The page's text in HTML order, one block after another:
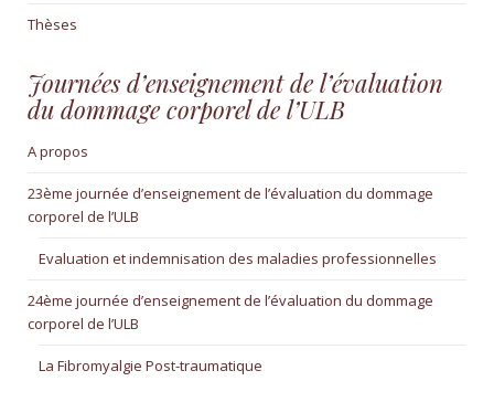
Thèses
Journées d’enseignement de l’évaluation
du dommage corporel de l’ULB
A propos
23ème journée d’enseignement de l’évaluation du dommage
corporel de l’ULB
Evaluation et indemnisation des maladies professionnelles
24ème journée d’enseignement de l’évaluation du dommage
corporel de l’ULB
La Fibromyalgie Post-traumatique